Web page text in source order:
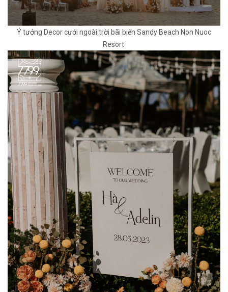
Ý tưởng Decor cưới ngoài trời bãi biển Sandy Beach Non Nuoc
Resort